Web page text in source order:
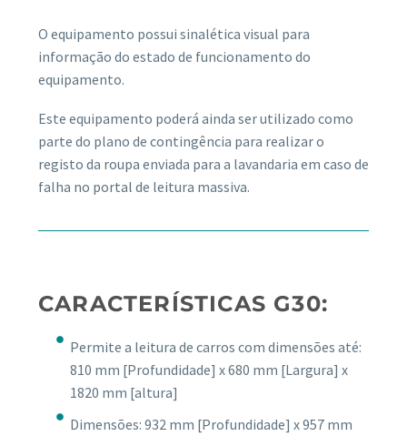
O equipamento possui sinalética visual para
informação do estado de funcionamento do
equipamento.
Este equipamento poderá ainda ser utilizado como
parte do plano de contingência para realizar o
registo da roupa enviada para a lavandaria em caso de
falha no portal de leitura massiva.
CARACTERÍSTICAS G30:
Permite a leitura de carros com dimensões até:
810 mm [Profundidade] x 680 mm [Largura] x
1820 mm [altura]
Dimensões: 932 mm [Profundidade] x 957 mm